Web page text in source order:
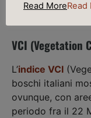
VCI (Vegetation
L’indice VCI
boschi italiani
ovunque, con
periodo fra il 22
Read MoreRead